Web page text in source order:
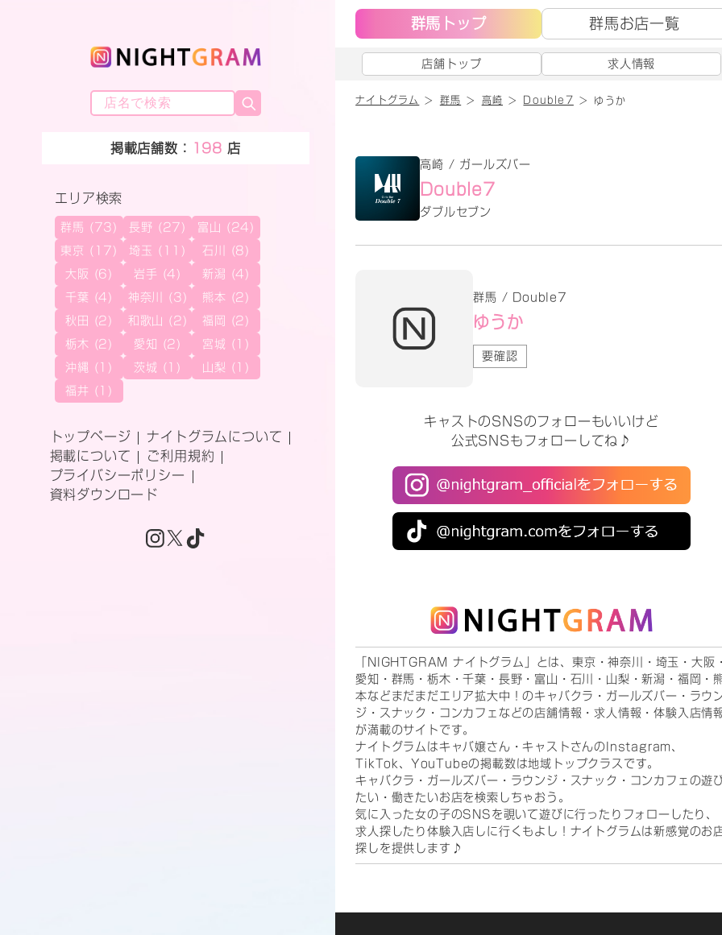
掲載店舗数： 198 店
エリア検索
群馬 (73) 長野 (27) 富山 (24)
東京 (17) 埼玉 (11) 石川 (8)
大阪 (6) 岩手 (4) 新潟 (4)
千葉 (4) 神奈川 (3) 熊本 (2)
秋田 (2) 和歌山 (2) 福岡 (2)
栃木 (2) 愛知 (2) 宮城 (1)
沖縄 (1) 茨城 (1) 山梨 (1)
福井 (1)
トップページ
ナイトグラムについて
掲載について
ご利用規約
プライバシーポリシー
資料ダウンロード
群馬トップ 群馬お店一覧
店舗トップ 求人情報
ナイトグラム 群馬 高崎 Double7 ゆうか
高崎 / ガールズバー
Double7
ダブルセブン
群馬 / Double7
ゆうか
要確認
キャストのSNSのフォローもいいけど
公式SNSもフォローしてね♪
「NIGHTGRAM ナイトグラム」とは、東京・神奈川・埼玉・大阪
愛知・群馬・栃木・千葉・長野・富山・石川・山梨・新潟・福岡・
本などまだまだエリア拡大中！のキャバクラ・ガールズバー・ラウ
ジ・スナック・コンカフェなどの店舗情報・求人情報・体験入店情
が満載のサイトです。
ナイトグラムはキャバ嬢さん・キャストさんのInstagram、
TikTok、YouTubeの掲載数は地域トップクラスです。
キャバクラ・ガールズバー・ラウンジ・スナック・コンカフェの遊
たい・働きたいお店を検索しちゃおう。
気に入った女の子のSNSを覗いて遊びに行ったりフォローしたり、
求人探したり体験入店しに行くもよし！ナイトグラムは新感覚のお
探しを提供します♪